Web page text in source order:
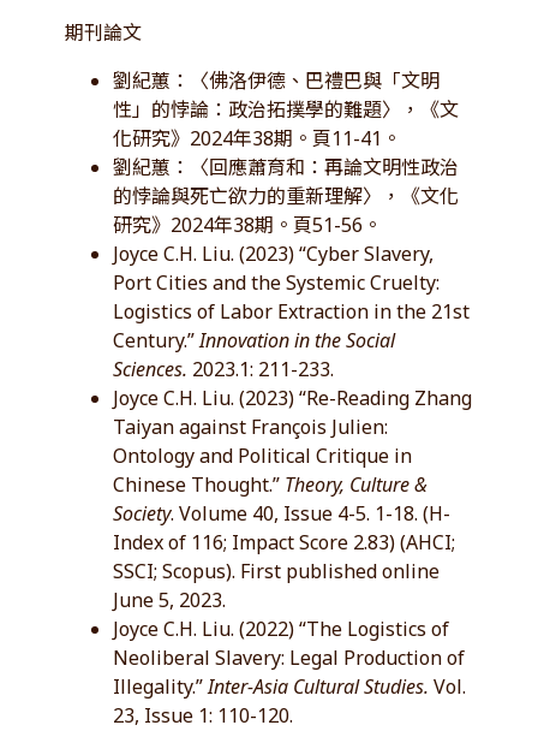
期刊論文
劉紀蕙：〈佛洛伊德、巴禮巴與「文明
性」的悖論：政治拓撲學的難題〉，《文
化研究》2024年38期。頁11-41。
劉紀蕙：〈回應蕭育和：再論文明性政治
的悖論與死亡欲力的重新理解〉，《文化
研究》2024年38期。頁51-56。
Joyce C.H. Liu. (2023) “Cyber Slavery,
Port Cities and the Systemic Cruelty:
Logistics of Labor Extraction in the 21st
Century.”Innovation in the Social
Sciences. 2023.1: 211-233.
Joyce C.H. Liu. (2023) “Re-Reading Zhang
Taiyan against François Julien:
Ontology and Political Critique in
Chinese Thought.” Theory, Culture &
Society. Volume 40, Issue 4-5. 1-18. (H-
Index of 116; Impact Score 2.83) (AHCI;
SSCI; Scopus). First published online
June 5, 2023.
Joyce C.H. Liu. (2022) “The Logistics of
Neoliberal Slavery: Legal Production of
Illegality.”Inter-Asia Cultural Studies. Vol.
23, Issue 1: 110-120.